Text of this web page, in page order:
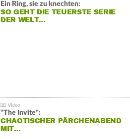
Ein Ring, sie zu knechten:
SO GEHT DIE TEUERSTE SERIE
DER WELT…
"The Invite":
CHAOTISCHER PÄRCHENABEND
MIT…